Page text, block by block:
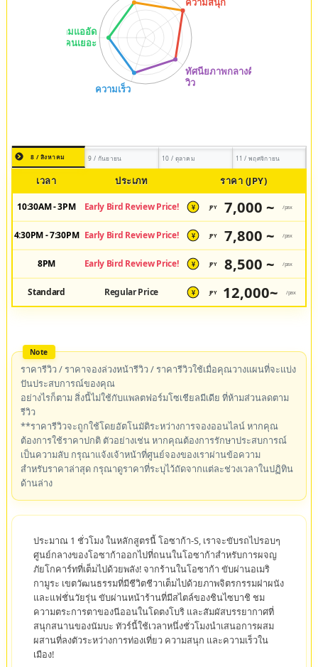
8 / สิงหาคม 9 / กันยายน 10 / ตุลาคม 11 / พฤศจิกายน
เวลา ประเภท ราคา (JPY)
10:30AM - 3PM Early Bird Review Price! ¥ JPY 7,000 ~ /pax
4:30PM - 7:30PM Early Bird Review Price! ¥ JPY 7,800 ~ /pax
8PM Early Bird Review Price! ¥ JPY 8,500 ~ /pax
Standard Regular Price ¥ JPY 12,000~ /pax
ราคารีวิว / ราคาจองล่วงหน้ารีวิว / ราคารีวิวใช้เมื่อคุณวางแผนที่จะแบ่ง
ปันประสบการณ์ของคุณ
อย่างไรก็ตาม สิ่งนี้ไม่ใช้กับแพลตฟอร์มโซเชียลมีเดีย ที่ห้ามส่วนลดตาม
รีวิว
**ราคารีวิวจะถูกใช้โดยอัตโนมัติระหว่างการจองออนไลน์ หากคุณ
ต้องการใช้ราคาปกติ ตัวอย่างเช่น หากคุณต้องการรักษาประสบการณ์
เป็นความลับ กรุณาแจ้งเจ้าหน้าที่ศูนย์จองของเราผ่านข้อความ
สำหรับราคาล่าสุด กรุณาดูราคาที่ระบุไว้ถัดจากแต่ละช่วงเวลาในปฏิทิน
ด้านล่าง
ประมาณ 1 ชั่วโมง ในหลักสูตรนี้ โอซาก้า-S, เราจะขับรถไปรอบๆ
ศูนย์กลางของโอซาก้าออกไปที่ถนนในโอซาก้าสำหรับการผจญ
ภัยโกคาร์ทที่เต็มไปด้วยพลัง! จากร้านในโอซาก้า ขับผ่านอเมริ
กามูระ เขตวัฒนธรรมที่มีชีวิตชีวาเต็มไปด้วยภาพจิตรกรรมฝาผนัง
และแฟชั่นวัยรุ่น ขับผ่านหน้าร้านที่มีสไตล์ของชินไซบาชิ ชม
ความตระการตาของนีออนในโดตงโบริ และสัมผัสบรรยากาศที่
สนุกสนานของนัมบะ ทัวร์นี้ใช้เวลาหนึ่งชั่วโมงนำเสนอการผสม
ผสานที่ลงตัวระหว่างการท่องเที่ยว ความสนุก และความเร็วใน
เมือง!